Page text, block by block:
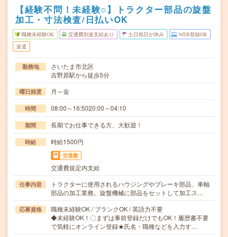
【経験不問！未経験○】トラクター部品の旋盤
加工・寸法検査/日払いOK
職種未経験OK 交通費別途支給あり 土日祝日が休み WEB登録OK
派遣
勤務地
さいたま市北区
吉野原駅から徒歩5分
曜日頻度 月～金
時間 08:00～16:5020:00～04:10
期間 長期でお仕事できる方、大歓迎！
時給 時給1500円
交通費
交通費規定内支給
仕事内容
トラクターに使用されるハウジングやブレーキ部品、車軸
部品の加工業務。旋盤機械に部品をセットして加工ス…
応募資格
職種未経験OK / ブランクOK / 英語力不要
◆未経験OK！〇まずは事前登録だけでもOK！履歴書不要
で気軽にオンライン登録★氏名・職種などを入力す…